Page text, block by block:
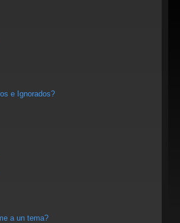
e Ignorados?
a un tema?